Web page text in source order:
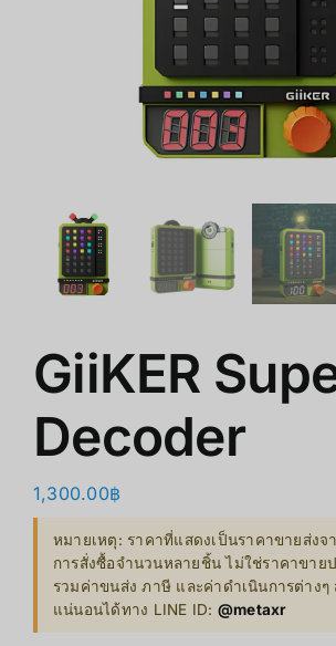
클리어런스
회사 소개
GiiKER
Decoder
1,300.00฿
หมายเหตุ: ราคาที่แสดงเป็นราคาขายส่งจ
การสั่งซื้อจำนวนหลายชิ้น ไม่ใช่ราคาขาย
รวมค่าขนส่ง ภาษี และค่าดำเนินการต่างๆ
แน่นอนได้ทาง LINE ID: @metaxr